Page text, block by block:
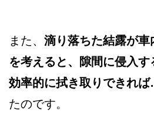
また、 滴り落ちた結露が
を考えると、隙間に侵入す
効率的に拭き取りできれ
たのです。